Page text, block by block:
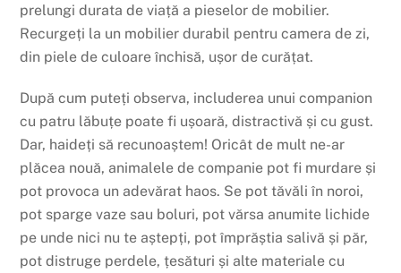
prelungi durata de viață a pieselor de mobilier.
Recurgeți la un mobilier durabil pentru camera de zi,
din piele de culoare închisă, ușor de curățat.
După cum puteți observa, includerea unui companion
cu patru lăbuțe poate fi ușoară, distractivă și cu gust.
Dar, haideți să recunoaștem! Oricât de mult ne-ar
plăcea nouă, animalele de companie pot fi murdare și
pot provoca un adevărat haos. Se pot tăvăli în noroi,
pot sparge vaze sau boluri, pot vărsa anumite lichide
pe unde nici nu te aștepți, pot împrăștia salivă și păr,
pot distruge perdele, țesături și alte materiale cu